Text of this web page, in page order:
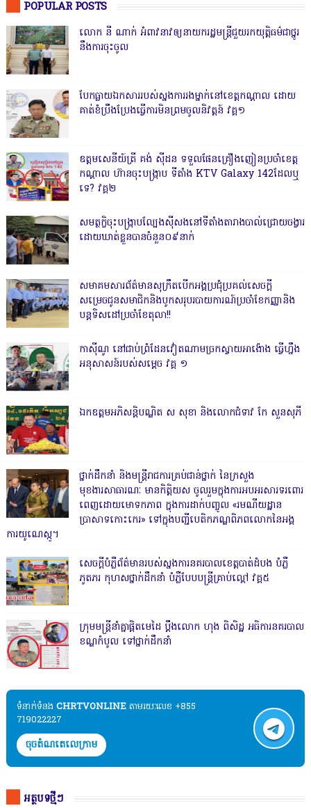
POPULAR POSTS
លោក នី ណាក់ អំពាវនាវឲ្យនាយករដ្ឋមន្ត្រីជួយរកយុត្តិធម៌ជាថ្នូរ
នឹងការចុះចូល
បែកធ្លាយឯកសាររបស់ស្នងការរងម្នាក់នៅខេត្តកណ្ដាល ដោយ
គាត់ខំប្រឹងប្រែងធ្វើការមិនព្រមចូលនិវត្តន៍ វគ្គ១
ឧត្តមសេនីយ៍ត្រី គង់ ស៊ីដន ទទួលផែនគ្រឿងញៀនប្រចាំខេត្ត
កណ្តាល ហ៊ានចុះបង្ក្រាប ទីតាំង KTV Galaxy 142ដែលឬ
ទេ? វគ្គ២
សមត្ថកិ្ចចុះបង្ក្រាបល្បែងស៊ីសងនៅទីតាំងតារាងបាល់ជ្រោយចង្វារ
ដោយឃាត់ខ្លួនបានចំនួន០៩នាក់
សមាគមសារព័ត៌មានសុក្រឹតបើកអង្គប្រជុំប្រគល់សេចក្តី
សម្រេចជូនសមាជិកនិងបូកសរុបរបាយការណ៍ប្រចាំខែកញ្ញានិង
បន្តទិសដៅប្រចាំខែតុលា!!
កាសុីណូ នៅជាប់ព្រំដែនវៀតណាមច្រកស្វាយអាង៉ោង ធ្វើហ្នឹង
អនុសាសន៍របស់សម្ដេច វគ្គ ១
ឯកឧត្តមអភិសន្តិបណ្ឌិត ស សុខា និងលោកជំទាវ កែ សួនសុភី
ថ្នាក់ដឹកនាំ និងមន្ត្រីរាជការគ្រប់ជាន់ថ្នាក់ នៃក្រសួង
មុខងារសាធារណៈ មានកិត្តិយស ចូលរួមក្នុងការអបអរសារទរពោរ
ពេញដោយមោទកភាព ក្នុងការដាក់បញ្ចូល «រមណីយដ្ឋាន
ប្រាសាទកោះកេរ» ទៅក្នុងបញ្ជីបេតិកភណ្ឌពិភពលោកនៃអង្គ
ការយូណេស្កូ។
សេចក្តីបំភ្លឺព័ត៌មានរបស់ស្នងការនគរបាលខេត្តបាត់ដំបង បំភ្លឺ
ភូតភរ កុហសថ្នាក់ដឹកនាំ បំភ្លឺបែបបន្ត្រីគ្រាប់ល្ពៅ វគ្គ៥
ក្រុមមន្ត្រីនាំគ្នាផ្ដិតមេដៃ ប្ដឹងលោក ហុង ពិសិដ្ឋ អធិការនគរបាល
ខណ្ឌកំបូល ទៅថ្នាក់ដឹកនាំ
ទំនាក់ទំនង​​ CHRTVONLINE តាមរយៈលេខ +855
719022227
ចុចតំណតេលេក្រាម
អត្ថបទថ្មីៗ